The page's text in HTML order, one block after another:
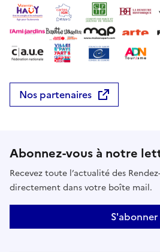
Nos partenaires
Abonnez-vous à notre
Recevez toute l’actualité des
directement dans votre boîte mail.
S'abonner